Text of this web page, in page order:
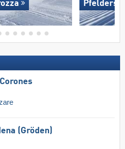
Pfelders
(Gröden)